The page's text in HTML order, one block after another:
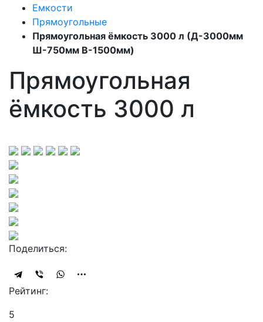
Емкости
Прямоугольные
Прямоугольная ёмкость 3000 л (Д-3000мм
Ш-750мм В-1500мм)
Прямоугольная
ёмкость 3000 л
Поделиться:
Рейтинг:
5